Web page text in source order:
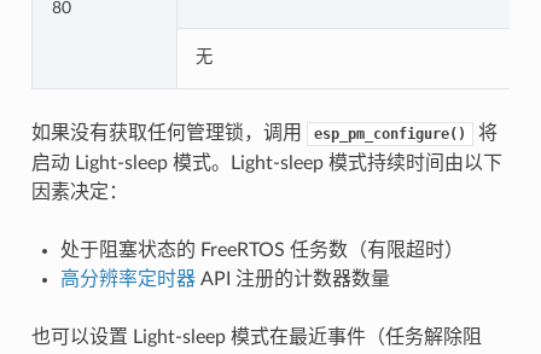
80
无
如果没有获取任何管理锁，调用 esp_pm_configure()
将
启动 Light-sleep 模式。Light-sleep 模式持续时间由以下
因素决定：
处于阻塞状态的 FreeRTOS 任务数（有限超时）
高分辨率定时器API 注册的计数器数量
也可以设置 Light-sleep 模式在最近事件（任务解除阻